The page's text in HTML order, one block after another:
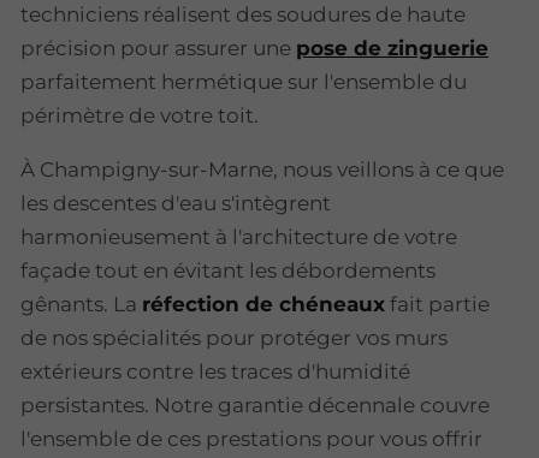
techniciens réalisent des soudures de haute
précision pour assurer une pose de zinguerie
parfaitement hermétique sur l'ensemble du
périmètre de votre toit.
À Champigny-sur-Marne, nous veillons à ce que
les descentes d'eau s'intègrent
harmonieusement à l'architecture de votre
façade tout en évitant les débordements
gênants. La réfection de chéneaux fait partie
de nos spécialités pour protéger vos murs
extérieurs contre les traces d'humidité
persistantes. Notre garantie décennale couvre
l'ensemble de ces prestations pour vous offrir